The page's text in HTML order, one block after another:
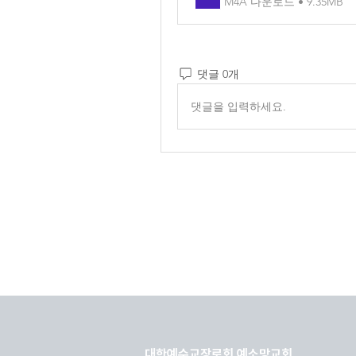
댓글 0개
댓글을 입력하세요.